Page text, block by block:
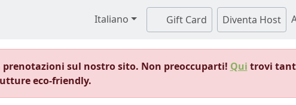
Italiano Gift Card Diventa Host
sul nostro sito. Non preoccuparti! Qui trovi
eco-friendly.